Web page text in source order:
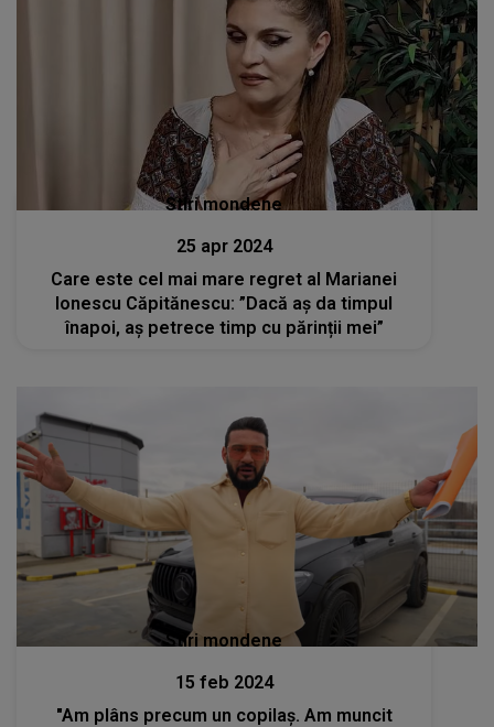
Stiri mondene
25 apr 2024
Care este cel mai mare regret al Marianei
Ionescu Căpitănescu: ”Dacă aș da timpul
înapoi, aș petrece timp cu părinții mei”
Stiri mondene
15 feb 2024
"Am plâns precum un copilaș. Am muncit